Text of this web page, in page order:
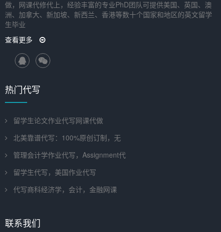
做，网课代修代上，经验丰富的专业PhD团队可提供美国、英国、澳
洲、加拿大、新加坡、新西兰、香港等数十个国家和地区的英文留学
生毕业
查看更多
热门代写
留学生论文作业代写网课代做
北美靠谱代写：100%原创订制，无
管理会计学作业代写，Assignment代
留学生代写，美国作业代写
代写商科经济学，会计，金融网课
联系我们